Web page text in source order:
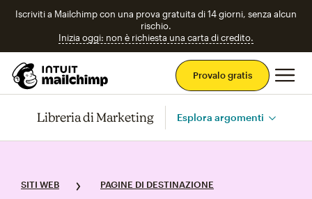
Iscriviti a Mailchimp con una prova gratuita di 14 giorni, senza alcun
rischio.
Inizia oggi: non è richiesta una carta di credito.
Provalo gratis
Libreria di Marketing Esplora argomenti
SITI WEB PAGINE DI DESTINAZIONE